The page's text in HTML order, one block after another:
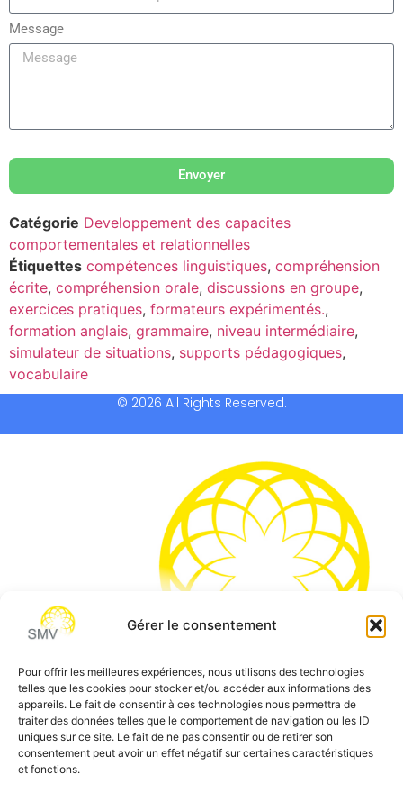
Gérer le consentement
Pour offrir les meilleures expériences, nous utilisons des technologies
telles que les cookies pour stocker et/ou accéder aux informations des
appareils. Le fait de consentir à ces technologies nous permettra de
traiter des données telles que le comportement de navigation ou les ID
uniques sur ce site. Le fait de ne pas consentir ou de retirer son
consentement peut avoir un effet négatif sur certaines caractéristiques
et fonctions.
Message
Envoyer
Catégorie Developpement des capacites
comportementales et relationnelles
Étiquettes compétences linguistiques, compréhension
écrite, compréhension orale, discussions en groupe,
exercices pratiques, formateurs expérimentés.,
formation anglais, grammaire, niveau intermédiaire,
simulateur de situations, supports pédagogiques,
vocabulaire
© 2026 All Rights Reserved.
SMV permet de vous aider à gagner du temps et vous
permettre de vous concentrer sur l’essentiel de votre
métier